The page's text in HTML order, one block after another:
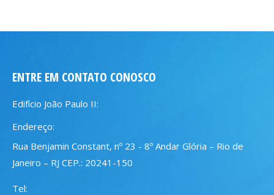
ENTRE EM CONTATO CONOSCO
Edifício João Paulo II:
Endereço:
Rua Benjamin Constant, nº 23 - 8º Andar Glória – Rio de
Janeiro – RJ CEP.: 20241-150
Tel: